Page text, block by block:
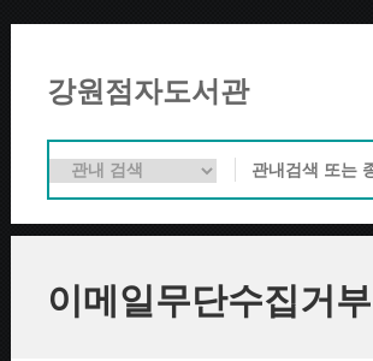
강원점자도서관
이메일무단수집거부